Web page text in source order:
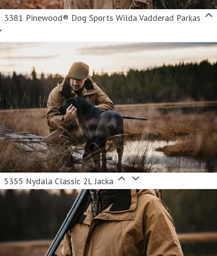
3381 Pinewood® Dog Sports Wilda Vadderad Parkas
5355 Nydala Classic 2L Jacka